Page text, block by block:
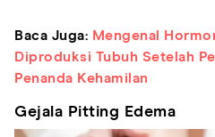
Baca Juga: Mengenal
Diproduksi Tubuh Setelah
Penanda Kehamilan
Gejala Pitting Edema